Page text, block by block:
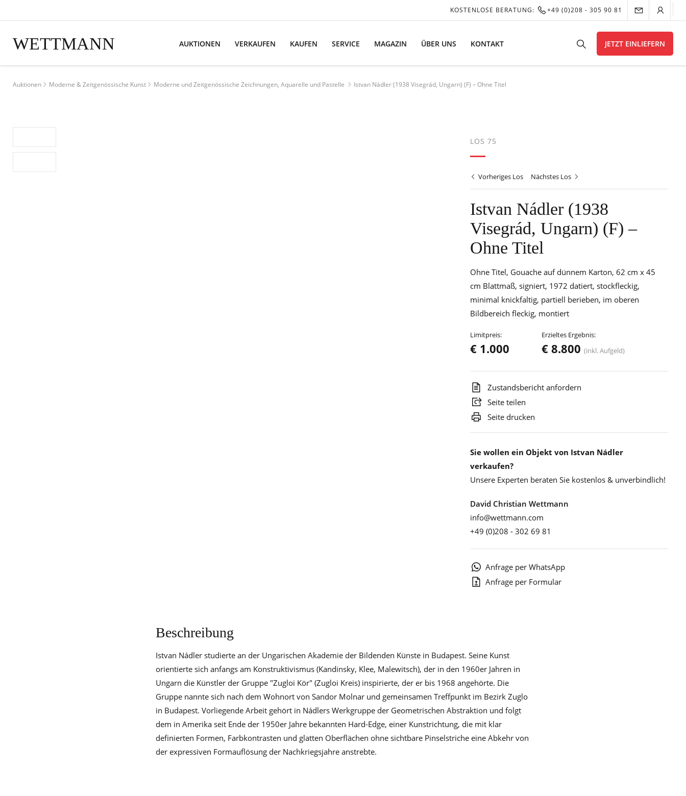
KOSTENLOSE BERATUNG: +49 (0)208 - 305 90 81
WETTMANN AUKTIONEN VERKAUFEN KAUFEN SERVICE MAGAZIN ÜBER UNS KONTAKT JETZT EINLIEFERN
Auktionen Moderne & Zeitgenössische Kunst Moderne und Zeitgenössische Zeichnungen, Aquarelle und Pastelle Istvan Nádler (1938 Visegrád, Ungarn) (F) – Ohne Titel
LOS 75
Vorheriges Los Nächstes Los
Istvan Nádler (1938
Visegrád, Ungarn) (F) –
Ohne Titel
Ohne Titel, Gouache auf dünnem Karton, 62 cm x 45
cm Blattmaß, signiert, 1972 datiert, stockfleckig,
minimal knickfaltig, partiell berieben, im oberen
Bildbereich fleckig, montiert
Limitpreis:
€ 1.000
Erzieltes Ergebnis:
€ 8.800 (inkl. Aufgeld)
Zustandsbericht anfordern
Seite teilen
Seite drucken
Sie wollen ein Objekt von Istvan Nádler
verkaufen?
Unsere Experten beraten Sie kostenlos & unverbindlich!
David Christian Wettmann
info@wettmann.com
+49 (0)208 - 302 69 81
Anfrage per WhatsApp
Anfrage per Formular
Beschreibung
Istvan Nádler studierte an der Ungarischen Akademie der Bildenden Künste in Budapest. Seine Kunst
orientierte sich anfangs am Konstruktivismus (Kandinsky, Klee, Malewitsch), der in den 1960er Jahren in
Ungarn die Künstler der Gruppe "Zugloi Kör" (Zugloi Kreis) inspirierte, der er bis 1968 angehörte. Die
Gruppe nannte sich nach dem Wohnort von Sandor Molnar und gemeinsamen Treffpunkt im Bezirk Zuglo
in Budapest. Vorliegende Arbeit gehört in Nádlers Werkgruppe der Geometrischen Abstraktion und folgt
dem in Amerika seit Ende der 1950er Jahre bekannten Hard-Edge, einer Kunstrichtung, die mit klar
definierten Formen, Farbkontrasten und glatten Oberflächen ohne sichtbare Pinselstriche eine Abkehr von
der expressiven Formauflösung der Nachkriegsjahre anstrebte.